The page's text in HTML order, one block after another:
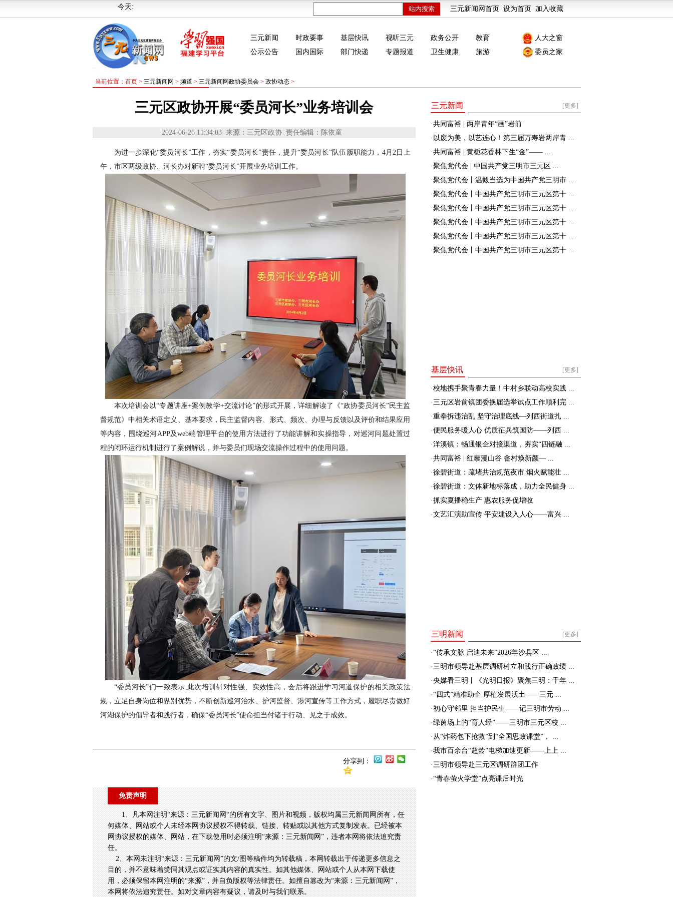
今天: 三元新闻网首页 设为首页 加入收藏
三元新闻 时政要事 基层快讯 视听三元 政务公开 教育
人大之窗
公示公告
国内国际 部门快递 专题报道 卫生健康 旅游 委员之家
当前位置：首页 > 三元新闻网 > 频道 > 三元新闻网政协委员会> 政协动态>
三元区政协开展“委员河长”业务培训会
2024-06-26 11:34:03 来源：三元区政协 责任编辑：陈依童
为进一步深化“委员河长”工作，夯实“委员河长”责任，提升“委员河长”队伍履职能力，4月2日上
午，市区两级政协、河长办对新聘“委员河长”开展业务培训工作。
本次培训会以“专题讲座+案例教学+交流讨论”的形式开展，详细解读了《“政协委员河长”民主监
督规范》中相关术语定义、基本要求，民主监督内容、形式、频次、办理与反馈以及评价和结果应用
等内容，围绕巡河APP及web端管理平台的使用方法进行了功能讲解和实操指导，对巡河问题处置过
程的闭环运行机制进行了案例解说，并与委员们现场交流操作过程中的使用问题。
“委员河长”们一致表示,此次培训针对性强、实效性高，会后将跟进学习河道保护的相关政策法
规，立足自身岗位和界别优势，不断创新巡河治水、护河监督、涉河宣传等工作方式，履职尽责做好
河湖保护的倡导者和践行者，确保“委员河长”使命担当付诸于行动、见之于成效。
分享到：
免责声明
1、凡本网注明“来源：三元新闻网“的所有文字、图片和视频，版权均属三元新闻网所有，任
何媒体、网站或个人未经本网协议授权不得转载、链接、转贴或以其他方式复制发表。已经被本
网协议授权的媒体、网站，在下载使用时必须注明“来源：三元新闻网”，违者本网将依法追究责
任。
2、本网未注明“来源：三元新闻网”的文/图等稿件均为转载稿，本网转载出于传递更多信息之
目的，并不意味着赞同其观点或证实其内容的真实性。如其他媒体、网站或个人从本网下载使
用，必须保留本网注明的“来源”，并自负版权等法律责任。如擅自篡改为“来源：三元新闻网”，
本网将依法追究责任。如对文章内容有疑议，请及时与我们联系。
[更多]
三元新闻
·共同富裕 | 两岸青年“画”岩前
· 以废为美，以艺连心！第三届万寿岩两岸青 ...
·共同富裕 | 黄栀花香林下生“金”—— ...
·聚焦党代会 | 中国共产党三明市三元区 ...
·聚焦党代会丨温毅当选为中国共产党三明市 ...
·聚焦党代会丨中国共产党三明市三元区第十 ...
·聚焦党代会丨中国共产党三明市三元区第十 ...
·聚焦党代会丨中国共产党三明市三元区第十 ...
·聚焦党代会丨中国共产党三明市三元区第十 ...
·聚焦党代会丨中国共产党三明市三元区第十 ...
[更多]
基层快讯
·校地携手聚青春力量！中村乡联动高校实践 ...
·三元区岩前镇团委换届选举试点工作顺利完 ...
·重拳拆违治乱 坚守治理底线—列西街道扎 ...
·便民服务暖人心 优质征兵筑国防——列西 ...
·洋溪镇：畅通银企对接渠道，夯实“四链融 ...
·共同富裕 | 红藜漫山谷 畲村焕新颜— ...
·徐碧街道：疏堵共治规范夜市 烟火赋能壮 ...
·徐碧街道：文体新地标落成，助力全民健身 ...
·抓实夏播稳生产 惠农服务促增收
·文艺汇演助宣传 平安建设入人心——富兴 ...
[更多]
三明新闻
·“传承文脉 启迪未来”2026年沙县区 ...
·三明市领导赴基层调研树立和践行正确政绩 ...
·央媒看三明丨《光明日报》聚焦三明：千年 ...
·“四式”精准助企 厚植发展沃土——三元 ...
·初心守邻里 担当护民生——记三明市劳动 ...
·绿茵场上的“育人经”——三明市三元区校 ...
· 从“炸药包下抢救”到“全国思政课堂”， ...
·我市百余台“超龄”电梯加速更新——上上 ...
·三明市领导赴三元区调研群团工作
·“青春萤火学堂”点亮课后时光